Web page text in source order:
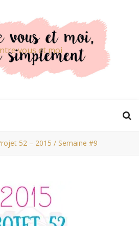
52 – 2015 / Semaine #9